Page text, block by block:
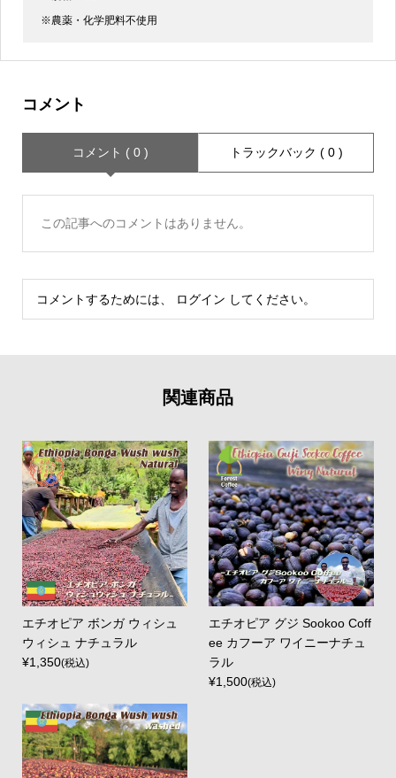
※農薬・化学肥料不使用
コメント
コメント ( 0 ) トラックバック ( 0 )
この記事へのコメントはありません。
コメントするためには、 ログイン してください。
関連商品
エチオピア ボンガ ウィシュ
ウィシュ ナチュラル
¥1,350(税込)
エチオピア グジ Sookoo Coff
ee カフーア ワイニーナチュ
ラル
¥1,500(税込)